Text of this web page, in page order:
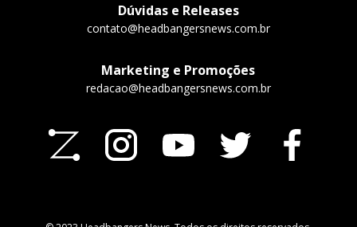
Dúvidas e Releases
contato@headbangersnews.com.br
Marketing e Promoções
redacao@headbangersnews.com.br